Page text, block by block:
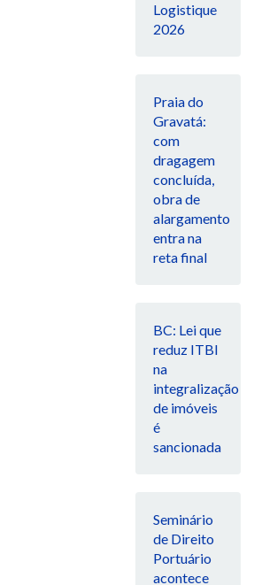
Logistique
2026
Praia do
Gravatá:
com
dragagem
concluída,
obra de
alargamento
entra na
reta final
BC: Lei que
reduz ITBI
na
integralização
de imóveis
é
sancionada
Seminário
de Direito
Portuário
acontece